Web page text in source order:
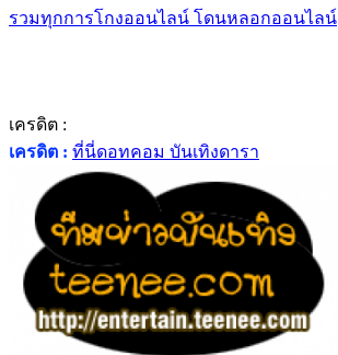
รวมทุกการโกงออนไลน์ โดนหลอกออนไลน์
เครดิต :
เครดิต : ที่นี่ดอทคอม บันเทิงดารา